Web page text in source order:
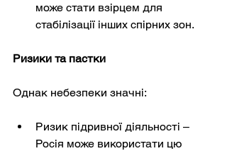
може стати взірцем для
стабілізації інших спірних зон.
Ризики та пастки
Однак небезпеки значні:
Ризик підривної діяльності –
Росія може використати цю